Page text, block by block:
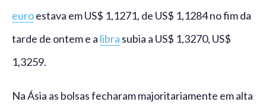
euroestava em US$ 1,1271, de US$ 1,1284 no fim da
tarde de ontem e a libra subia a US$ 1,3270, US$
1,3259.
Na Ásia as bolsas fecharam majoritariamente em alta